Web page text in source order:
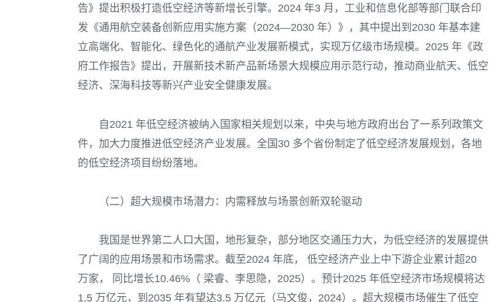
告》提出积极打造低空经济等新增长引擎。2024 年3 月，工业和信息化部等部门联合印
发《通用航空装备创新应用实施方案（2024—2030 年）》，其中提出到2030 年基本建
立高端化、智能化、绿色化的通航产业发展新模式，实现万亿级市场规模。2025 年《政
府工作报告》提出，开展新技术新产品新场景大规模应用示范行动，推动商业航天、低空
经济、深海科技等新兴产业安全健康发展。
自2021 年低空经济被纳入国家相关规划以来，中央与地方政府出台了一系列政策文
件，加大力度推进低空经济产业发展。全国30 多个省份制定了低空经济发展规划，各地
的低空经济项目纷纷落地。
（二）超大规模市场潜力：内需释放与场景创新双轮驱动
我国是世界第二人口大国，地形复杂，部分地区交通压力大，为低空经济的发展提供
了广阔的应用场景和市场需求。截至2024 年底， 低空经济产业上中下游企业累计超20
万家， 同比增长10.46%（ 梁睿、李思隐，2025）。预计2025 年低空经济市场规模将达
1.5 万亿元，到2035 年有望达3.5 万亿元（马文俊，2024）。超大规模市场催生了低空